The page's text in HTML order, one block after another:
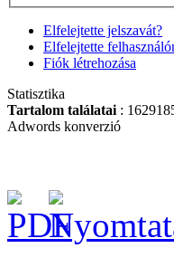
Elfelejtette jelszavát?
Elfelejtette
Fiók létrehozása
Statisztika
Tartalom találatai :
Adwords konverzió
Összecsukható fűrész,
XT fogazással +
Metszőolló